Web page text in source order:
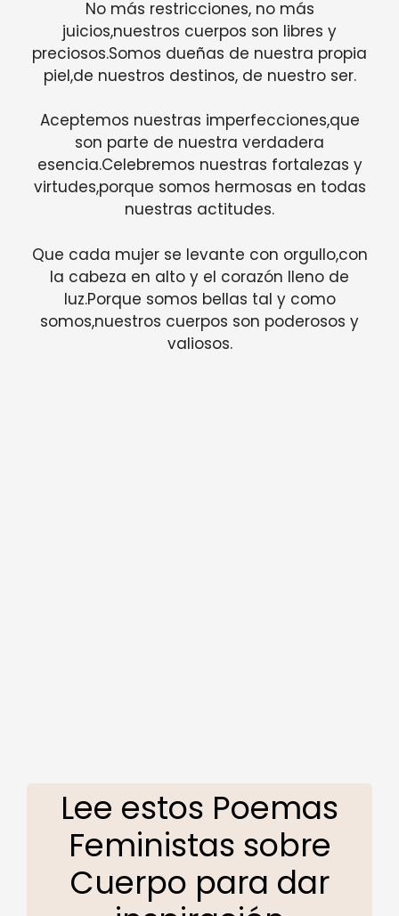
No más restricciones, no más
juicios,nuestros cuerpos son libres y
preciosos.Somos dueñas de nuestra propia
piel,de nuestros destinos, de nuestro ser.
Aceptemos nuestras imperfecciones,que
son parte de nuestra verdadera
esencia.Celebremos nuestras fortalezas y
virtudes,porque somos hermosas en todas
nuestras actitudes.
Que cada mujer se levante con orgullo,con
la cabeza en alto y el corazón lleno de
luz.Porque somos bellas tal y como
somos,nuestros cuerpos son poderosos y
valiosos.
Lee estos Poemas
Feministas sobre
Cuerpo para dar